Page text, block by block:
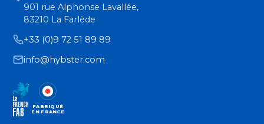
901 rue Alphonse Lavallée,
83210 La Farlède
+33 (0)9 72 51 89 89
info@hybster.com
FABRIQUÉ
EN FRANCE